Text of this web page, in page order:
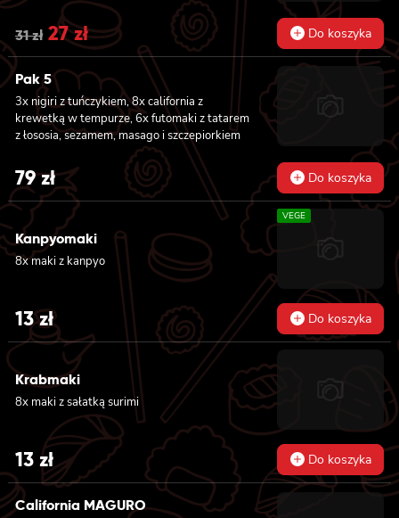
31zł Original
price
was:
31 zł.
27złCurrent
price
is:
27 zł.
Do koszyka
Pak 5
3x nigiri z tuńczykiem, 8x california z
krewetką w tempurze, 6x futomaki z tatarem
z łososia, sezamem, masago i szczepiorkiem
79zł Do koszyka
Kanpyomaki
8x maki z kanpyo
VEGE
13zł Do koszyka
Krabmaki
8x maki z sałatką surimi
13 zł Do koszyka
California MAGURO